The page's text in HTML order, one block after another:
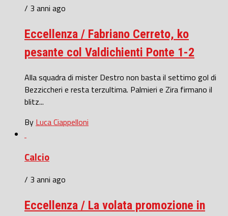
/ 3 anni ago
Eccellenza / Fabriano Cerreto, ko
pesante col Valdichienti Ponte 1-2
Alla squadra di mister Destro non basta il settimo gol di
Bezziccheri e resta terzultima. Palmieri e Zira firmano il
blitz...
By Luca Ciappelloni
Calcio
/ 3 anni ago
Eccellenza / La volata promozione in